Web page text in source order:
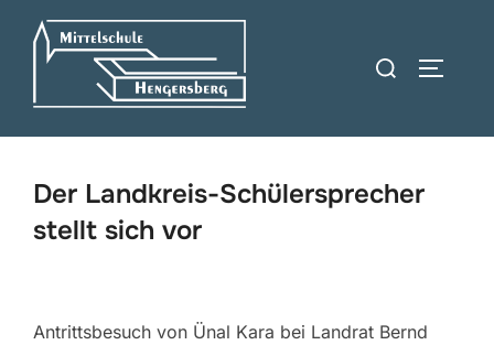
Inhalt
Suchen
Der Landkreis-Schülersprecher
stellt sich vor
Antrittsbesuch von Ünal Kara bei Landrat Bernd